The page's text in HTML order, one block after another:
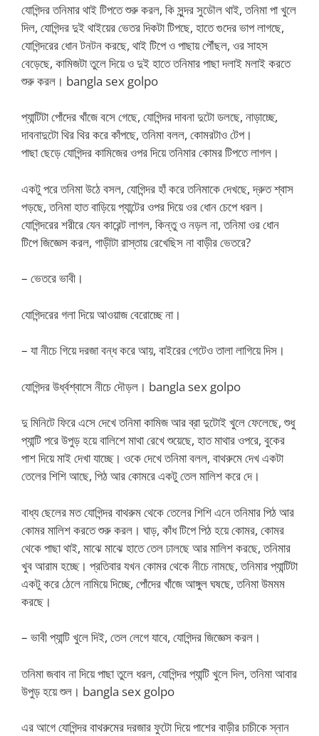
যোগিন্দর তনিমার থাই টিপতে শুরু করল, কি সুন্দর সুডৌল থাই, তনিমা পা খুলে
দিল, যোগিন্দর দুই থাইয়ের ভেতর দিকটা টিপছে, হাতে গুদের ভাপ লাগছে,
যোগিন্দরের ধোন টনটন করছে, থাই টিপে ও পাছায় পৌঁছল, ওর সাহস
বেড়েছে, কামিজটা তুলে দিয়ে ও দুই হাতে তনিমার পাছা দলাই মলাই করতে
শুরু করল। bangla sex golpo
প্যান্টিটা পোঁদের খাঁজে বসে গেছে, যোগিন্দর দাবনা দুটো ডলছে, নাড়াচ্ছে,
দাবনাদুটো থির থির করে কাঁপছে, তনিমা বলল, কোমরটাও টেপ।
পাছা ছেড়ে যোগিন্দর কামিজের ওপর দিয়ে তনিমার কোমর টিপতে লাগল।
একটু পরে তনিমা উঠে বসল, যোগিন্দর হাঁ করে তনিমাকে দেখছে, দ্রুত শ্বাস
পড়ছে, তনিমা হাত বাড়িয়ে প্যান্টের ওপর দিয়ে ওর ধোন চেপে ধরল।
যোগিন্দরের শরীরে যেন কারেন্ট লাগল, কিন্তু ও নড়ল না, তনিমা ওর ধোন
টিপে জিজ্ঞেস করল, গাড়ীটা রাস্তায় রেখেছিস না বাড়ীর ভেতরে?
– ভেতরে ভাবী।
যোগিন্দরের গলা দিয়ে আওয়াজ বেরোচ্ছে না।
– যা নীচে গিয়ে দরজা বন্ধ করে আয়, বাইরের গেটেও তালা লাগিয়ে দিস।
যোগিন্দর উর্ধ্বশ্বাসে নীচে দৌড়ল। bangla sex golpo
দু মিনিটে ফিরে এসে দেখে তনিমা কামিজ আর ব্রা দুটোই খুলে ফেলেছে, শুধু
প্যান্টি পরে উপুড় হয়ে বালিশে মাথা রেখে শুয়েছে, হাত মাথার ওপরে, বুকের
পাশ দিয়ে মাই দেখা যাচ্ছে। ওকে দেখে তনিমা বলল, বাথরুমে দেখ একটা
তেলের শিশি আছে, পিঠ আর কোমরে একটু তেল মালিশ করে দে।
বাধ্য ছেলের মত যোগিন্দর বাথরুম থেকে তেলের শিশি এনে তনিমার পিঠ আর
কোমর মালিশ করতে শুরু করল। ঘাড়, কাঁধ টিপে পিঠ হয়ে কোমর, কোমর
থেকে পাছা থাই, মাঝে মাঝে হাতে তেল ঢালছে আর মালিশ করছে, তনিমার
খুব আরাম হচ্ছে। প্রতিবার যখন কোমর থেকে নীচে নামছে, তনিমার প্যান্টিটা
একটু করে ঠেলে নামিয়ে দিচ্ছে, পোঁদের খাঁজে আঙ্গুল ঘষছে, তনিমা উমমম
করছে।
– ভাবী প্যান্টি খুলে দিই, তেল লেগে যাবে, যোগিন্দর জিজ্ঞেস করল।
তনিমা জবাব না দিয়ে পাছা তুলে ধরল, যোগিন্দর প্যান্টি খুলে দিল, তনিমা আবার
উপুড় হয়ে শুল। bangla sex golpo
এর আগে যোগিন্দর বাথরুমের দরজার ফুটো দিয়ে পাশের বাড়ীর চাচীকে স্নান